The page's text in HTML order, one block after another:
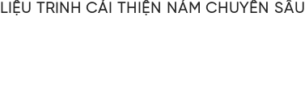
LIỆU TRÌNH CẢI THIỆN NÁM CHUYÊN SÂU